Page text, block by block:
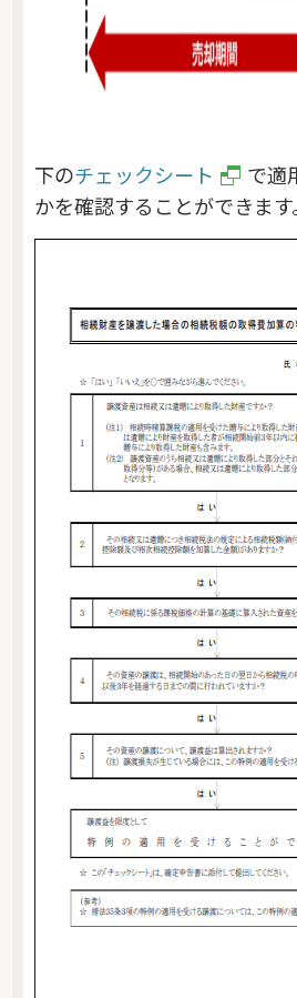
下のチェックシート
で適
かを確認することができます